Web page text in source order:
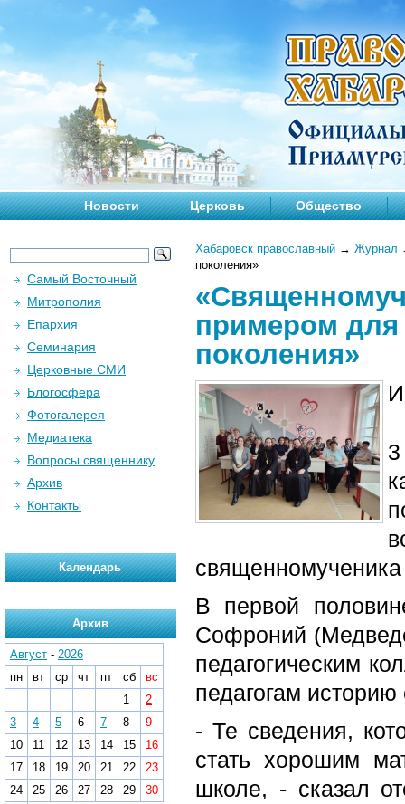
Новости Церковь Общество
Хабаровск православный → Журнал
поколения»
примером для
поколения»
В первой
Софроний
педагогическим
педагогам
- Те сведения,
стать хорошим
школе, - сказал
Самый Восточный
Митрополия
Епархия
Семинария
Церковные СМИ
Блогосфера
Фотогалерея
Медиатека
Вопросы священнику
Архив
Контакты
Календарь
Архив
Август - 2026
пн
вт ср чт пт сб
вс
1
2
3
4 5 6 7 8
9
10
11 12 13 14 15
16
17
18 19 20 21 22
23
24
25 26 27 28 29
30